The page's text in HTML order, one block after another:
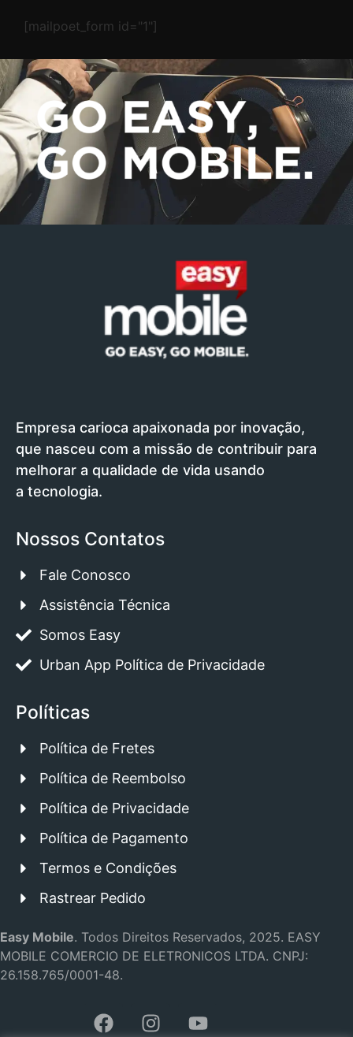
[mailpoet_form id="1"]
Empresa carioca apaixonada por inovação,
que nasceu com a missão de contribuir para
melhorar a qualidade de vida usando
a tecnologia.
Nossos Contatos
Fale Conosco
Assistência Técnica
Somos Easy
Urban App Política de Privacidade
Políticas
Política de Fretes
Política de Reembolso
Política de Privacidade
Política de Pagamento
Termos e Condições
Rastrear Pedido
Easy Mobile. Todos Direitos Reservados, 2025. EASY
MOBILE COMERCIO DE ELETRONICOS LTDA. CNPJ:
26.158.765/0001-48.